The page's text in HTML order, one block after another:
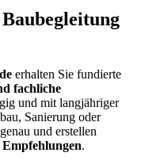
erhalten Sie fundierte
fachliche
und mit langjähriger
Sanierung oder
und erstellen
.